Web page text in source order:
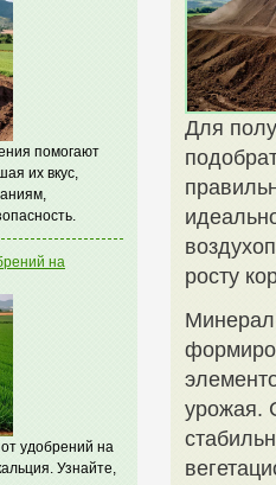
помогают
их вкус,
на
удобрений на
Узнайте,
Для
росту
урожая.